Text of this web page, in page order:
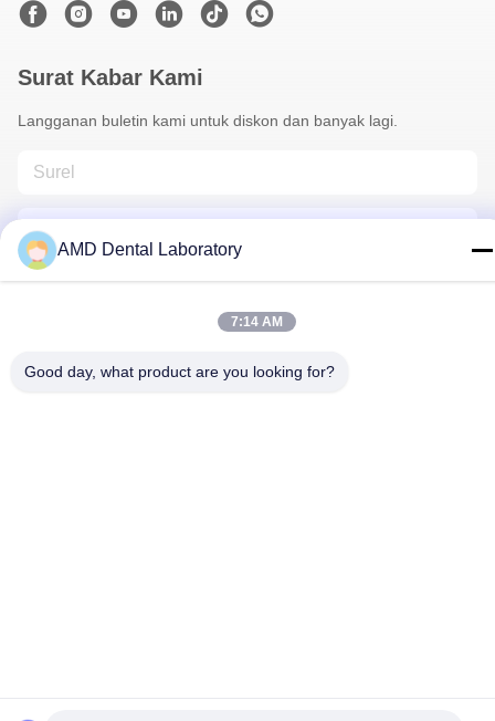
Surat Kabar Kami
Langganan buletin kami untuk diskon dan banyak lagi.
AMD Dental Laboratory
7:14 AM
Good day, what product are you looking for?